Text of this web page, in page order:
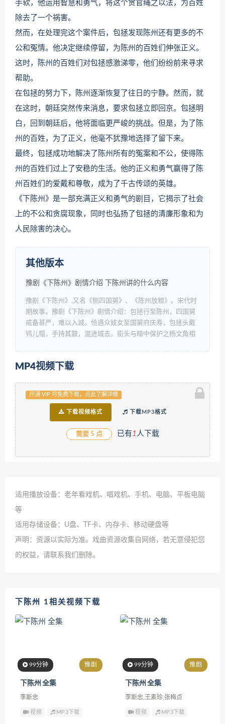
手软，他运用智慧和勇气，将这个贪官绳之以法，为百姓
除去了一个祸害。
然而，在处理完这个案件后，包拯发现陈州还有更多的不
公和冤情。他决定继续停留，为陈州的百姓们伸张正义。
这时，陈州的百姓们对包拯感激涕零，他们纷纷前来寻求
帮助。
在包拯的努力下，陈州逐渐恢复了往日的宁静。然而，就
在这时，朝廷突然传来消息，要求包拯立即回京。包拯明
白，回到朝廷后，他将面临更严峻的挑战。但是，为了陈
州的百姓，为了正义，他毫不犹豫地选择了留下来。
最终，包拯成功地解决了陈州所有的冤案和不公，使得陈
州的百姓们过上了安稳的生活。他的正义和勇气赢得了陈
州百姓们的爱戴和尊敬，成为了千古传颂的英雄。
《下陈州》是一部充满正义和勇气的剧目，它揭示了社会
上的不公和贪腐现象，同时也弘扬了包拯的清廉形象和为
人民除害的决心。
其他版本
豫剧《下陈州》剧情介绍 下陈州讲的什么内容
豫剧《下陈州》,又名《铡四国舅》、《陈州放粮》。宋代时
期故事。豫剧《下陈州》剧情介绍：包拯行至陈州，四国舅
戒备甚严，难以入城。恰遇众妓女至国舅府庆寿，包拯头戴
鸨儿帽，手持其鼓，混进城去。街头与暗中保护之杨文角相
MP4视频下载
开通 VIP 可免费下载，点此了解详情
下载视频格式 下载MP3格式
需要 5 点 已有 1 人下载
适用播放设备：老年看戏机、唱戏机、手机、电脑、平板电脑
等
适用存储设备：U盘、TF卡、内存卡、移动硬盘等
声明：资源以实际为准。戏曲资源收集自网络，若无意侵犯您
的权益，请联系我们删除。
下陈州 1相关视频下载
99分钟 豫剧
下陈州 全集
李斯忠
视频 MP3下载
99分钟 豫剧
下陈州 全集
李斯忠,王素珍,张梅贞
视频 MP3下载